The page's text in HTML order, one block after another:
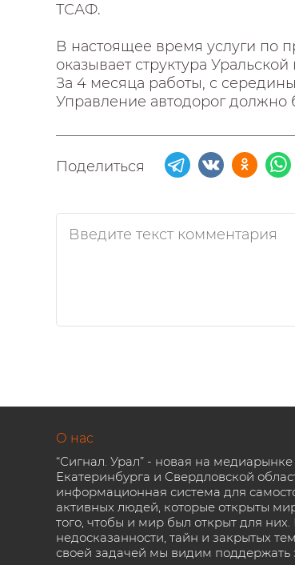
ТСАФ.
В настоящее время услуги по
оказывает структура
За 4 месяца работы, с
Управление автодорог должно
Поделиться
О нас
“Сигнал. Урал” - новая на медиарынке
Екатеринбурга и Свердловской
информационная система для
активных людей, которые открыты
того, чтобы и мир был открыт для
недосказанности, тайн и закрытых
своей задачей мы видим поддержать